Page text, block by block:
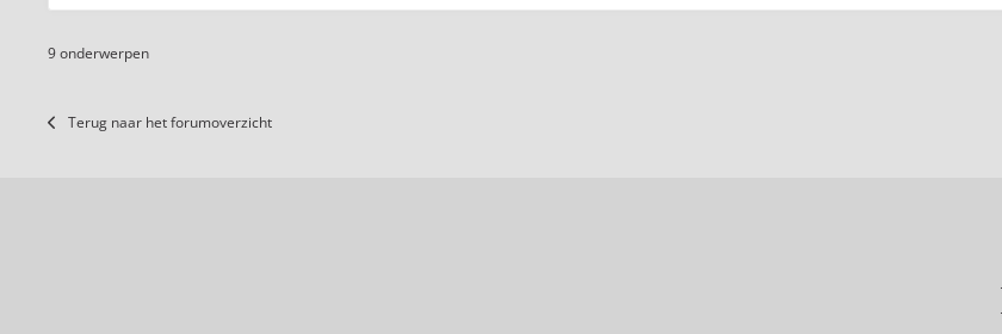
9 onderwerpen
Terug naar het forumoverzicht